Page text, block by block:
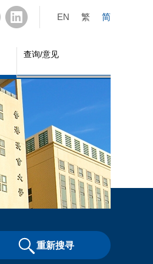
EN 繁 简
查询/意见
重新搜寻